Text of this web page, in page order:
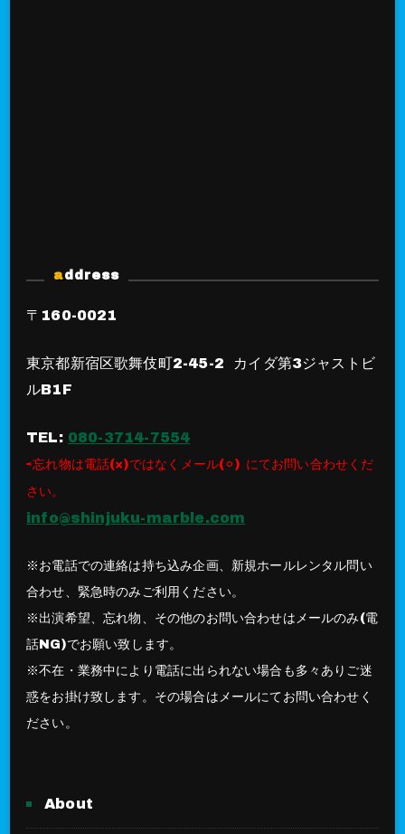
address
〒160-0021
東京都新宿区歌舞伎町2-45-2 カイダ第3ジャストビ
ルB1F
TEL: 080-3714-7554
⇨忘れ物は電話(×)ではなくメール(⚪︎) にてお問い合わせくだ
さい。
info@shinjuku-marble.com
※お電話での連絡は持ち込み企画、新規ホールレンタル問い
合わせ、緊急時のみご利用ください。
※出演希望、忘れ物、その他のお問い合わせはメールのみ(電
話NG)でお願い致します。
※不在・業務中により電話に出られない場合も多々ありご迷
惑をお掛け致します。その場合はメールにてお問い合わせく
ださい。
About